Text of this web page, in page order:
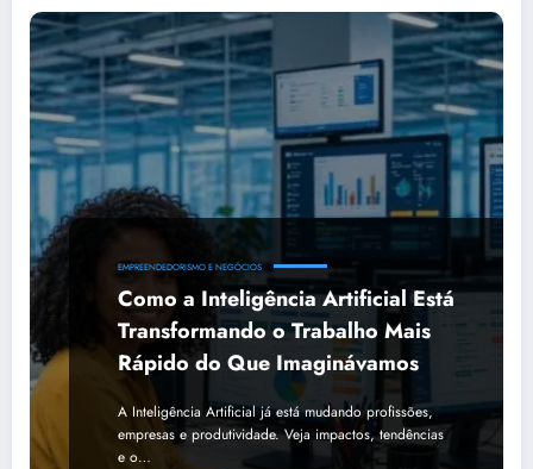
EMPREENDEDORISMO E NEGÓCIOS
Como a Inteligência Artificial Está
Transformando o Trabalho Mais
Rápido do Que Imaginávamos
A Inteligência Artificial já está mudando profissões,
empresas e produtividade. Veja impactos, tendências
e o…